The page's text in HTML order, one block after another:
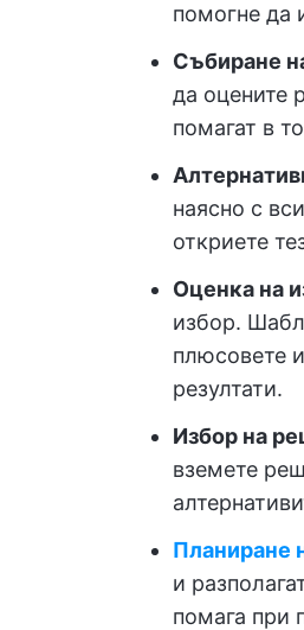
помогне да
Събиране
да оцените
помагат в
наясно с
откриете
Оценка на
избор.
плюсовете
резултати.
Избор на
вземете
Планиране
и
помага при